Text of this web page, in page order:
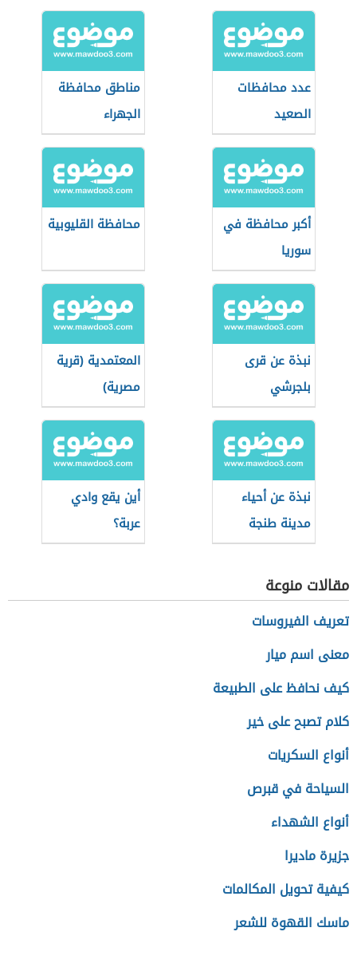
عدد محافظات
الصعيد
مناطق محافظة
الجهراء
أكبر محافظة في
سوريا
محافظة القليوبية
نبذة عن قرى
بلجرشي
المعتمدية (قرية
مصرية)
نبذة عن أحياء
مدينة طنجة
أين يقع وادي
عربة؟
مقالات منوعة
تعريف الفيروسات
معنى اسم ميار
كيف نحافظ على الطبيعة
كلام تصبح على خير
أنواع السكريات
السياحة في قبرص
أنواع الشهداء
جزيرة ماديرا
كيفية تحويل المكالمات
ماسك القهوة للشعر